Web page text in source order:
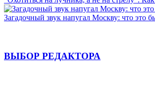
Загадочный звук напугал Москву: что это
ВЫБОР РЕДАКТОРА